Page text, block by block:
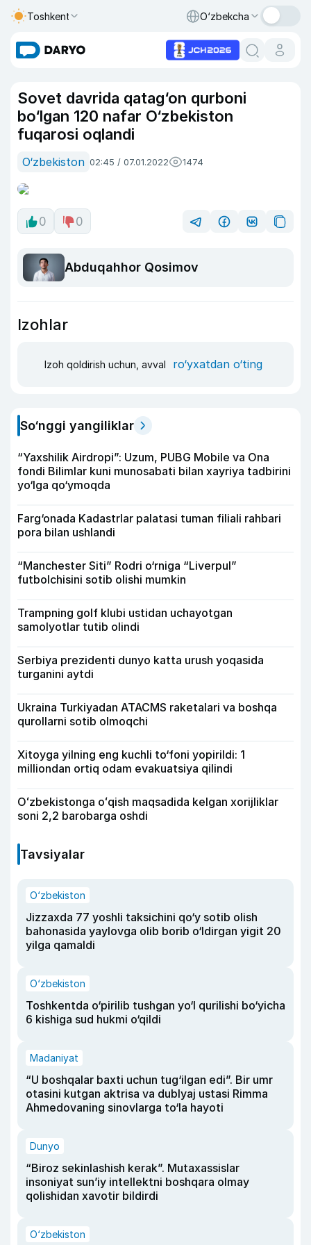
Toshkent O‘zbekcha
Sovet davrida qatag‘on qurboni
bo‘lgan 120 nafar O‘zbekiston
fuqarosi oqlandi
O‘zbekiston 02:45 / 07.01.2022 1474
0 0
Abduqahhor Qosimov
Izohlar
Izoh qoldirish uchun, avval ro‘yxatdan o‘ting
So‘nggi yangiliklar
“Yaxshilik Airdropi”: Uzum, PUBG Mobile va Ona
fondi Bilimlar kuni munosabati bilan xayriya tadbirini
yo‘lga qo‘ymoqda
Farg‘onada Kadastrlar palatasi tuman filiali rahbari
pora bilan ushlandi
“Manchester Siti” Rodri o‘rniga “Liverpul”
futbolchisini sotib olishi mumkin
Trampning golf klubi ustidan uchayotgan
samolyotlar tutib olindi
Serbiya prezidenti dunyo katta urush yoqasida
turganini aytdi
Ukraina Turkiyadan ATACMS raketalari va boshqa
qurollarni sotib olmoqchi
Xitoyga yilning eng kuchli to‘foni yopirildi: 1
milliondan ortiq odam evakuatsiya qilindi
Oʻzbekistonga oʻqish maqsadida kelgan xorijliklar
soni 2,2 barobarga oshdi
Tavsiyalar
O‘zbekiston
Jizzaxda 77 yoshli taksichini qo‘y sotib olish
bahonasida yaylovga olib borib o‘ldirgan yigit 20
yilga qamaldi
O‘zbekiston
Toshkentda o‘pirilib tushgan yo‘l qurilishi bo‘yicha
6 kishiga sud hukmi o‘qildi
Madaniyat
“U boshqalar baxti uchun tug‘ilgan edi”. Bir umr
otasini kutgan aktrisa va dublyaj ustasi Rimma
Ahmedovaning sinovlarga to‘la hayoti
Dunyo
“Biroz sekinlashish kerak”. Mutaxassislar
insoniyat sun’iy intellektni boshqara olmay
qolishidan xavotir bildirdi
O‘zbekiston